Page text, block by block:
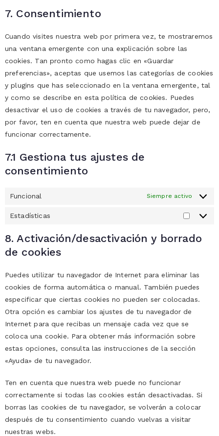
7. Consentimiento
Cuando visites nuestra web por primera vez, te mostraremos
una ventana emergente con una explicación sobre las
cookies. Tan pronto como hagas clic en «Guardar
preferencias», aceptas que usemos las categorías de cookies
y plugins que has seleccionado en la ventana emergente, tal
y como se describe en esta política de cookies. Puedes
desactivar el uso de cookies a través de tu navegador, pero,
por favor, ten en cuenta que nuestra web puede dejar de
funcionar correctamente.
7.1 Gestiona tus ajustes de
consentimiento
Funcional Siempre activo
Estadísticas
8. Activación/desactivación y borrado
de cookies
Puedes utilizar tu navegador de Internet para eliminar las
cookies de forma automática o manual. También puedes
especificar que ciertas cookies no pueden ser colocadas.
Otra opción es cambiar los ajustes de tu navegador de
Internet para que recibas un mensaje cada vez que se
coloca una cookie. Para obtener más información sobre
estas opciones, consulta las instrucciones de la sección
«Ayuda» de tu navegador.
Ten en cuenta que nuestra web puede no funcionar
correctamente si todas las cookies están desactivadas. Si
borras las cookies de tu navegador, se volverán a colocar
después de tu consentimiento cuando vuelvas a visitar
nuestras webs.